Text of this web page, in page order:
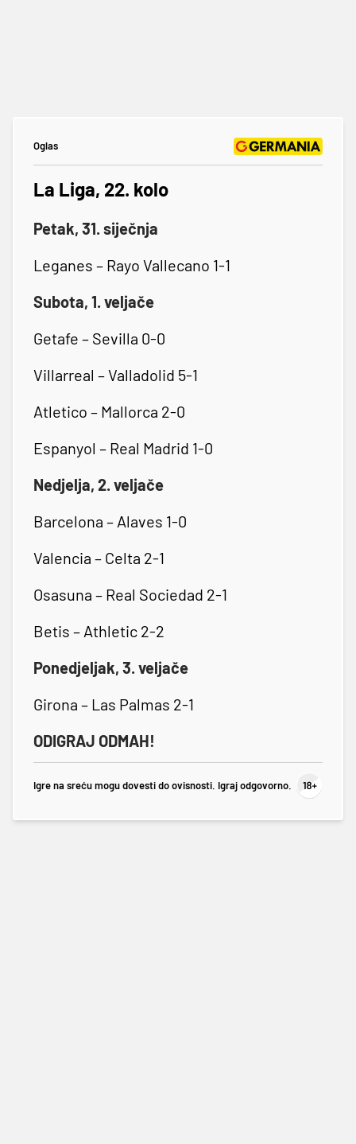
Oglas
La Liga, 22. kolo
Petak, 31. siječnja
Leganes – Rayo Vallecano 1-1
Subota, 1. veljače
Getafe – Sevilla 0-0
Villarreal – Valladolid 5-1
Atletico – Mallorca 2-0
Espanyol – Real Madrid 1-0
Nedjelja, 2. veljače
Barcelona – Alaves 1-0
Valencia – Celta 2-1
Osasuna – Real Sociedad 2-1
Betis – Athletic 2-2
Ponedjeljak, 3. veljače
Girona – Las Palmas 2-1
ODIGRAJ ODMAH!
Igre na sreću mogu dovesti do ovisnosti. Igraj odgovorno.